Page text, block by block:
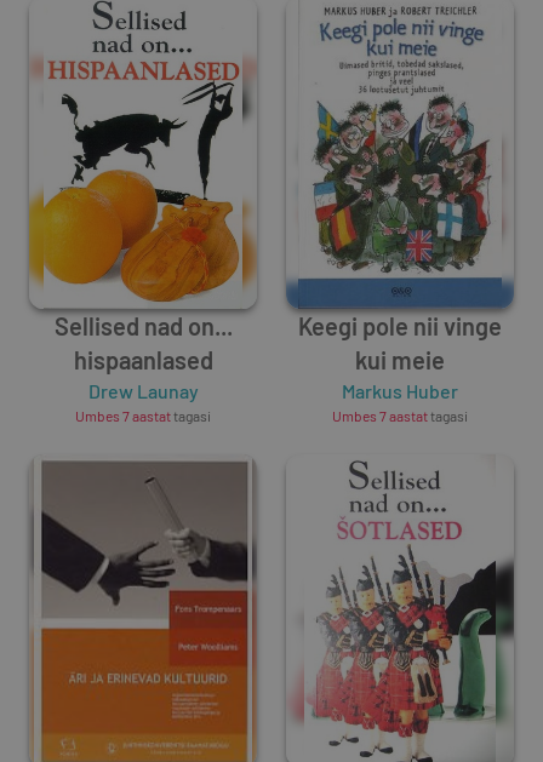
Sellised nad on...
hispaanlased
Drew Launay
Umbes 7 aastattagasi
Keegi pole nii vinge
kui meie
Markus Huber
Umbes 7 aastattagasi